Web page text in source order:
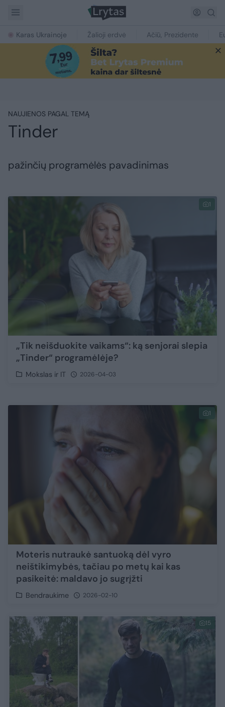
Karas Ukrainoje Žalioji erdvė Ačiū, Prezidente
NAUJIENOS PAGAL TEMĄ
Tinder
pažinčių programėlės pavadinimas
1
„Tik neišduokite vaikams“: ką senjorai slepia
„Tinder“ programėlėje?
Mokslas ir IT 2026-04-03
1
Moteris nutraukė santuoką dėl vyro
neištikimybės, tačiau po metų kai kas
pasikeitė: maldavo jo sugrįžti
Bendraukime 2026-02-10
15